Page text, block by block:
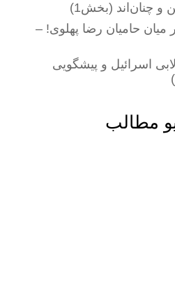
و چنان‌اند (بخش1)
حامیان رضا پهلوی! –
اسرائیل و پیشگویی
مطالب